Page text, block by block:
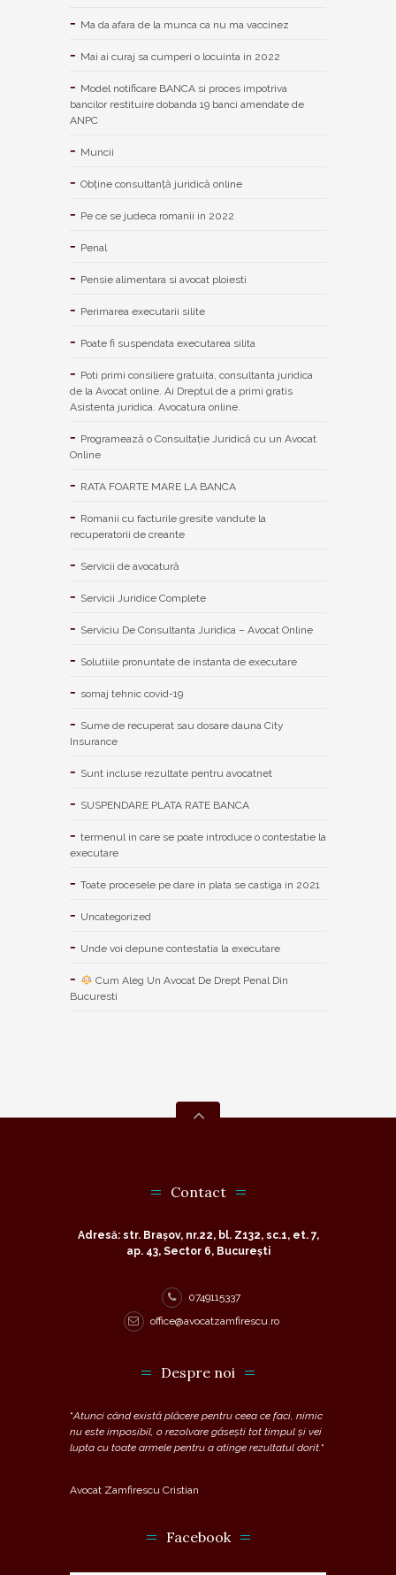
Ma da afara de la munca ca nu ma vaccinez
Mai ai curaj sa cumperi o locuinta in 2022
Model notificare BANCA si proces impotriva
bancilor restituire dobanda 19 banci amendate de
ANPC
Muncii
Obține consultanță juridică online
Pe ce se judeca romanii in 2022
Penal
Pensie alimentara si avocat ploiesti
Perimarea executarii silite
Poate fi suspendata executarea silita
Poti primi consiliere gratuita, consultanta juridica
de la Avocat online. Ai Dreptul de a primi gratis
Asistenta juridica. Avocatura online.
Programează o Consultație Juridică cu un Avocat
Online
RATA FOARTE MARE LA BANCA
Romanii cu facturile gresite vandute la
recuperatorii de creante
Servicii de avocatură
Servicii Juridice Complete
Serviciu De Consultanta Juridica – Avocat Online
Solutiile pronuntate de instanta de executare
somaj tehnic covid-19
Sume de recuperat sau dosare dauna City
Insurance
Sunt incluse rezultate pentru avocatnet
SUSPENDARE PLATA RATE BANCA
termenul in care se poate introduce o contestatie la
executare
Toate procesele pe dare in plata se castiga in 2021
Uncategorized
Unde voi depune contestatia la executare
Cum Aleg Un Avocat De Drept Penal Din
Bucuresti
Contact
Adresă: str. Brașov, nr.22, bl. Z132, sc.1, et. 7,
ap. 43, Sector 6, București
0749115337
office@avocatzamfirescu.ro
Despre noi
“Atunci când există plăcere pentru ceea ce faci, nimic
nu este imposibil, o rezolvare găsești tot timpul și vei
lupta cu toate armele pentru a atinge rezultatul dorit. “
Avocat Zamfirescu Cristian
Facebook